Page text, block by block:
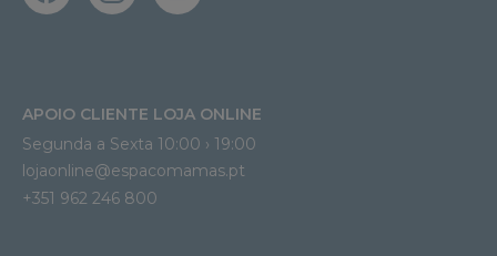
APOIO CLIENTE LOJA ONLINE
Segunda a Sexta 10:00 › 19:00
lojaonline@espacomamas.pt
+351 962 246 800